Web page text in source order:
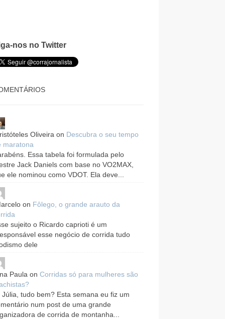
nos no Twitter
Oliveira on Descubra o seu tempo
maratona
Essa tabela foi formulada pelo
Jack Daniels com base no VO2MAX,
ele nominou como VDOT. Ela deve...
on Fôlego, o grande arauto da
sujeito o Ricardo caprioti é um
esse negócio de corrida tudo
dele
Paula on Corridas só para mulheres são
Júlia, tudo bem? Esta semana eu fiz um
num post de uma grande
de corrida de montanha...